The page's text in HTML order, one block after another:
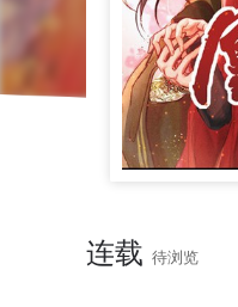
连载 待浏览